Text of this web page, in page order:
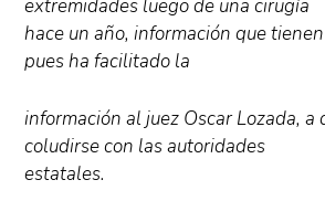
extremidades luego de una cirugía
hace un año, información que
pues ha facilitado la
información al juez Oscar Lozada, a
coludirse con las autoridades
estatales.